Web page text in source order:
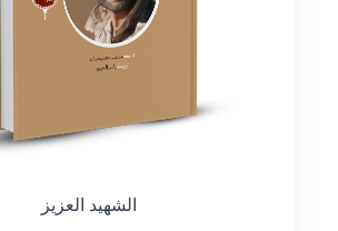
الشهيد العزيز